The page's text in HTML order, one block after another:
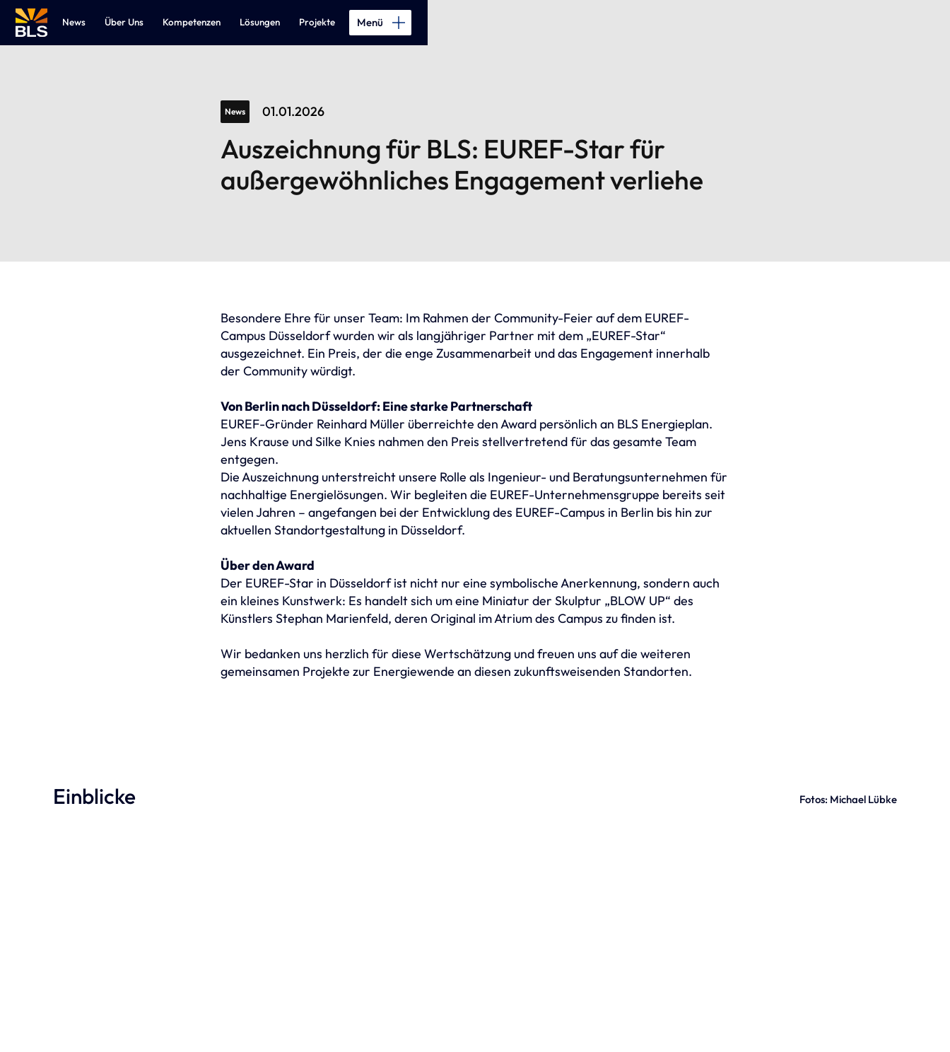
News Über Uns Kompetenzen Lösungen Projekte Menü
News 01.01.2026
AuszeichnungfürBLS: EUREF-Starfür
außergewöhnliches Engagementverliehe
Besondere Ehre für unser Team: Im Rahmen der Community-Feier auf dem EUREF-
Campus Düsseldorf wurden wir als langjähriger Partner mit dem „EUREF-Star“
ausgezeichnet. Ein Preis, der die enge Zusammenarbeit und das Engagement innerhalb
der Community würdigt.
Von Berlin nach Düsseldorf: Eine starke Partnerschaft
EUREF-Gründer Reinhard Müller überreichte den Award persönlich an BLS Energieplan.
Jens Krause und Silke Knies nahmen den Preis stellvertretend für das gesamte Team
entgegen.
Die Auszeichnung unterstreicht unsere Rolle als Ingenieur- und Beratungsunternehmen für
nachhaltige Energielösungen. Wir begleiten die EUREF-Unternehmensgruppe bereits seit
vielen Jahren – angefangen bei der Entwicklung des EUREF-Campus in Berlin bis hin zur
aktuellen Standortgestaltung in Düsseldorf.
Über den Award
Der EUREF-Star in Düsseldorf ist nicht nur eine symbolische Anerkennung, sondern auch
ein kleines Kunstwerk: Es handelt sich um eine Miniatur der Skulptur „BLOW UP“ des
Künstlers Stephan Marienfeld, deren Original im Atrium des Campus zu finden ist.
Wir bedanken uns herzlich für diese Wertschätzung und freuen uns auf die weiteren
gemeinsamen Projekte zur Energiewende an diesen zukunftsweisenden Standorten.
Einblicke Fotos: Michael Lübke